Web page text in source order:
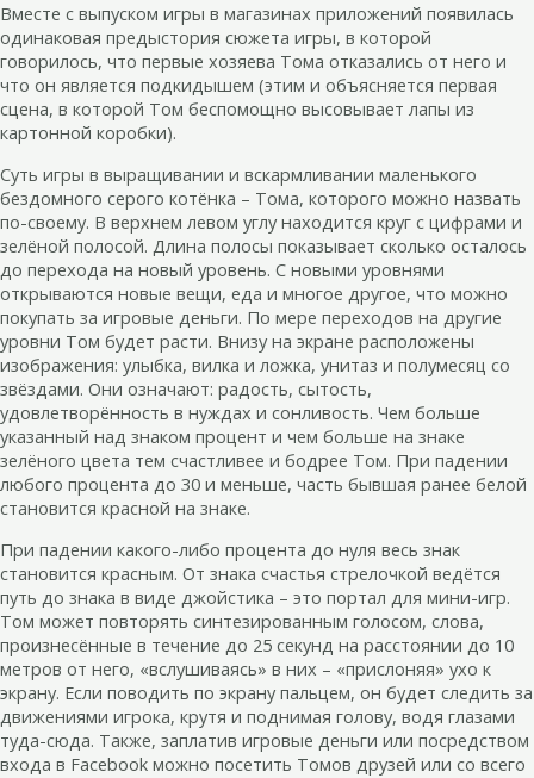
Вместе с выпуском игры в магазинах приложений появилась
одинаковая предыстория сюжета игры, в которой
говорилось, что первые хозяева Тома отказались от него и
что он является подкидышем (этим и объясняется первая
сцена, в которой Том беспомощно высовывает лапы из
картонной коробки).
Суть игры в выращивании и вскармливании маленького
бездомного серого котёнка – Тома, которого можно назвать
по-своему. В верхнем левом углу находится круг с цифрами и
зелёной полосой. Длина полосы показывает сколько осталось
до перехода на новый уровень. С новыми уровнями
открываются новые вещи, еда и многое другое, что можно
покупать за игровые деньги. По мере переходов на другие
уровни Том будет расти. Внизу на экране расположены
изображения: улыбка, вилка и ложка, унитаз и полумесяц со
звёздами. Они означают: радость, сытость,
удовлетворённость в нуждах и сонливость. Чем больше
указанный над знаком процент и чем больше на знаке
зелёного цвета тем счастливее и бодрее Том. При падении
любого процента до 30 и меньше, часть бывшая ранее белой
становится красной на знаке.
При падении какого-либо процента до нуля весь знак
становится красным. От знака счастья стрелочкой ведётся
путь до знака в виде джойстика – это портал для мини-игр.
Том может повторять синтезированным голосом, слова,
произнесённые в течение до 25 секунд на расстоянии до 10
метров от него, «вслушиваясь» в них – «прислоняя» ухо к
экрану. Если поводить по экрану пальцем, он будет следить за
движениями игрока, крутя и поднимая голову, водя глазами
туда-сюда. Также, заплатив игровые деньги или посредством
входа в Facebook можно посетить Томов друзей или со всего